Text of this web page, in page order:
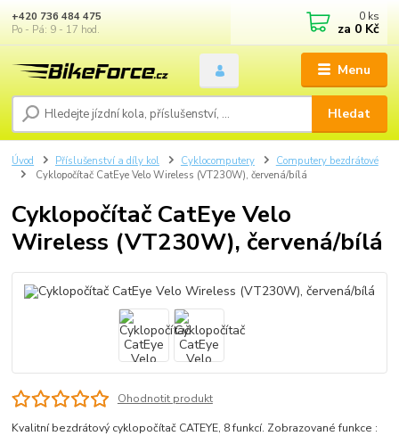
Menu
Hledat
+420 736 484 475
Po - Pá: 9 - 17 hod.
0 ks
za 0 Kč
Úvod Příslušenství a díly kol Cyklocomputery
Computery bezdrátové
Cyklopočítač CatEye Velo Wireless (VT230W), červená/bílá
Cyklopočítač CatEye Velo
Wireless (VT230W), červená/bílá
Ohodnotit produkt
Kvalitní bezdrátový cyklopočítač CATEYE, 8 funkcí. Zobrazované funkce :